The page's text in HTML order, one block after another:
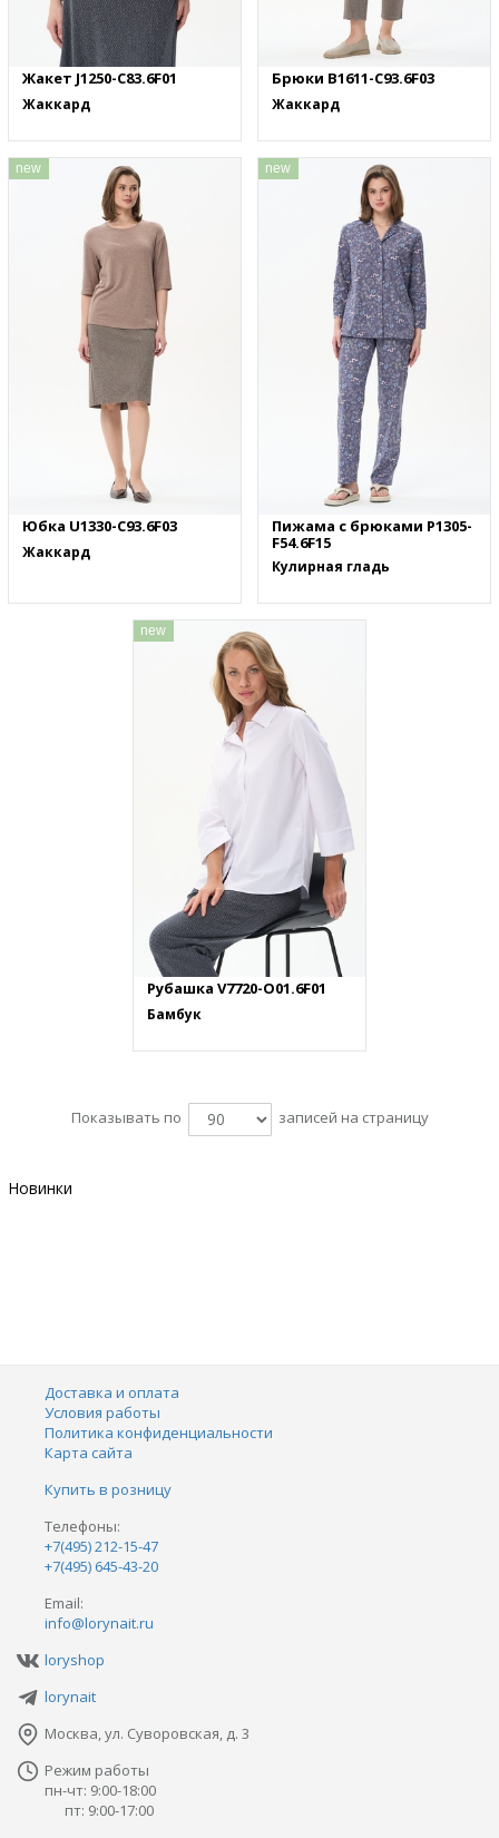
Жакет J1250-C83.6F01
Жаккард
Брюки B1611-C93.6F03
Жаккард
new
Юбка U1330-C93.6F03
Жаккард
new
Пижама с брюками P1305-
F54.6F15
Кулирная гладь
new
Рубашка V7720-O01.6F01
Бамбук
Показывать по записей на страницу
Новинки
Доставка и оплата
Условия работы
Политика конфиденциальности
Карта сайта
Купить в розницу
Телефоны:
+7(495) 212-15-47
+7(495) 645-43-20
Email:
info@lorynait.ru
loryshop
lorynait
Москва, ул. Суворовская, д. 3
Режим работы
пн-чт: 9:00-18:00
пт: 9:00-17:00